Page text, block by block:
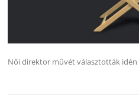
Női direktor művét választották